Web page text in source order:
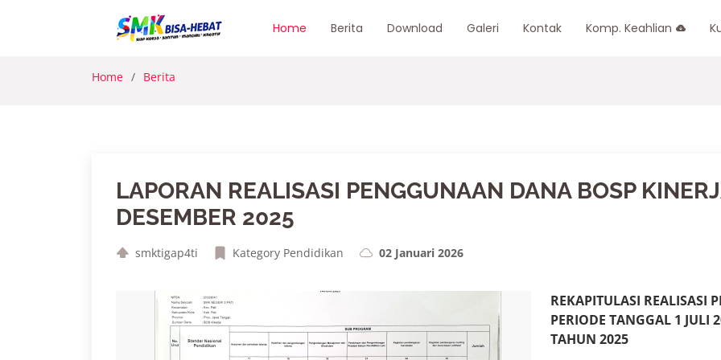
Home Berita Download Galeri Kontak Komp. Keahlian
Home Berita
LAPORAN REALISASI PENGGUNAAN DANA BOSP
DESEMBER 2025
smktigap4ti Kategory Pendidikan 02 Januari 2026
REKAPITULASI REALISASI
PERIODE TANGGAL 1 JULI
TAHUN 2025